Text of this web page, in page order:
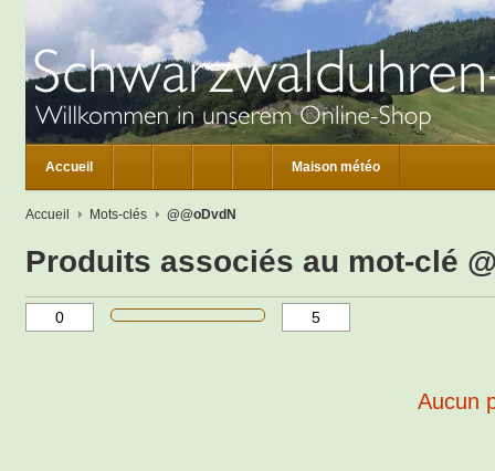
Accueil Maison météo
Accueil Mots-clés @@oDvdN
Produits associés au mot-clé
Aucun